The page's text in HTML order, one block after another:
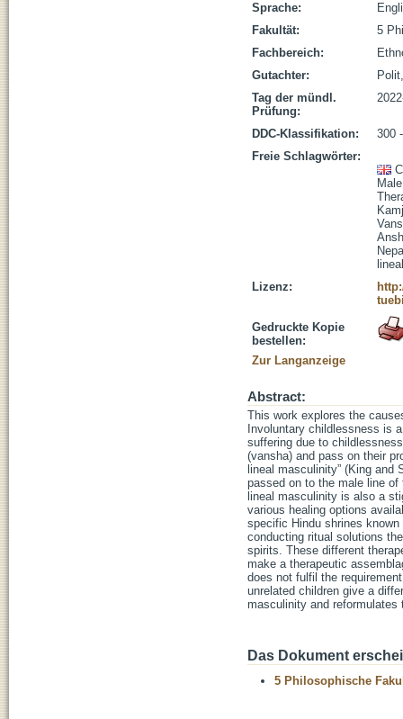
Sprache:
Fakultät:
5
Fachbereich:
Gutachter:
Tag der mündl.
Prüfung:
DDC-Klassifikation:
300
Freie Schlagwörter:
Lizenz:
Gedruckte Kopie
bestellen:
Zur Langanzeige
Abstract:
This work explores the
Involuntary childlessness is
suffering due to
(vansha) and pass on their
lineal masculinity” (King
passed on to the male line of
lineal masculinity is also a
various healing options
specific Hindu shrines
conducting ritual solutions
spirits. These different
make a therapeutic
does not fulfil the
unrelated children give a
masculinity and
Das Dokument
5 Philosophische